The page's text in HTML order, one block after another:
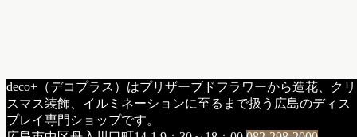
deco+（デコプラス）はプリザーブドフラワーから造花、クリ
スマス装飾、イルミネーションに至るまで扱う広島のディス
プレイ専門ショップです。
HOME
f：アイテム紹介
新商品の試作品・・・開発は続く・・・